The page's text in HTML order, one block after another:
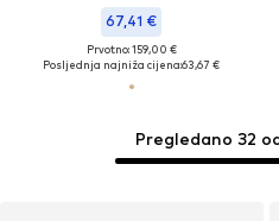
Pregledano 32
67,41 €
Prvotno: 159,00 €
Posljednja najniža cijena:63,67 €